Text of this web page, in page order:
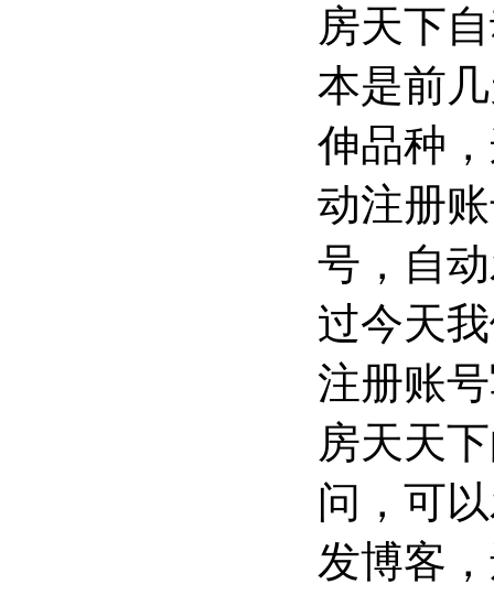
房天下
本是前
伸品种
动注册
号，自
过今天
注册账
房天天
问，可
发博客